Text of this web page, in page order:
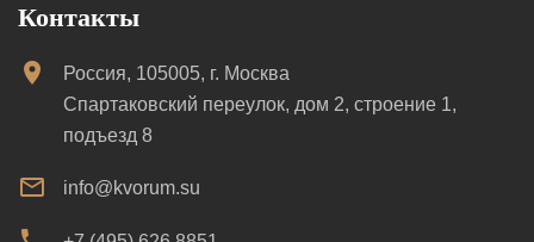
Контакты
Россия, 105005, г. Москва
Спартаковский переулок, дом 2, строение 1,
подъезд 8
info@kvorum.su